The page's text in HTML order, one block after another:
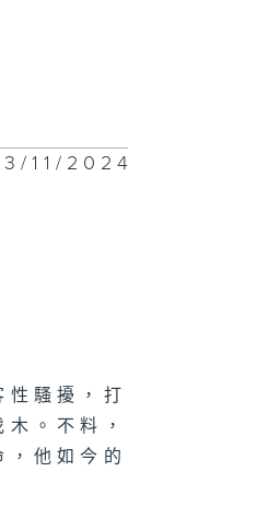
11/2024
騷擾，打
。不料，
他如今的